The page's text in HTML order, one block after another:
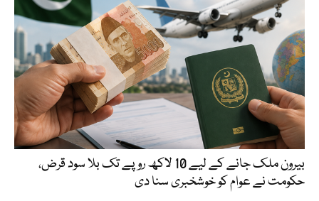
بیرون ملک جانے کے لیے 10 لاکھ روپے تک بلا سود قرض،
حکومت نے عوام کو خوشخبری سنا دی